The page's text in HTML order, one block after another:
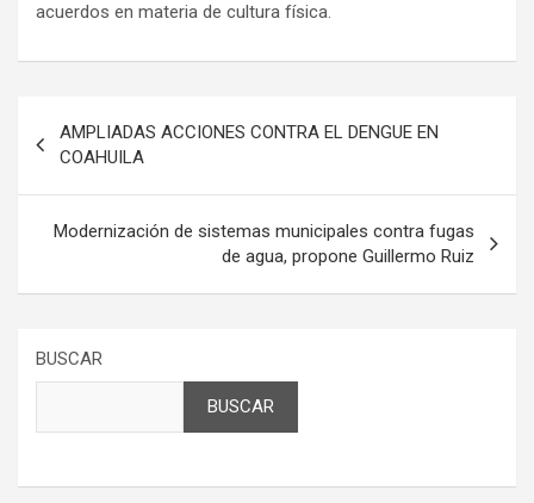
acuerdos en materia de cultura física.
de
entradas
AMPLIADAS ACCIONES CONTRA EL DENGUE EN
COAHUILA
Modernización de sistemas municipales contra fugas
de agua, propone Guillermo Ruiz
BUSCAR
BUSCAR